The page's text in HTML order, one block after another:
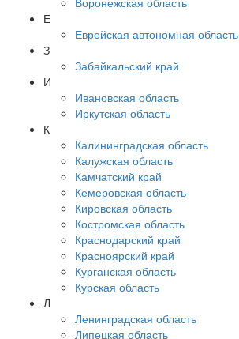
Е
Еврейская автономная область
З
Забайкальский край
И
Ивановская область
Иркутская область
К
Калининградская область
Калужская область
Камчатский край
Кемеровская область
Кировская область
Костромская область
Краснодарский край
Красноярский край
Курганская область
Курская область
Л
Ленинградская область
Липецкая область